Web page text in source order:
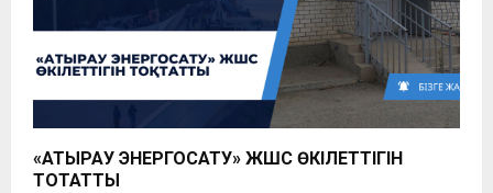
«АТЫРАУ ЭНЕРГОСАТУ» ЖШС ӨКІЛЕТТІГІН
ТОҚТАТТЫ